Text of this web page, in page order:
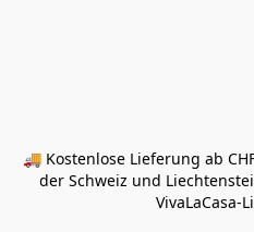
🚚 Kostenlose Lieferung ab
der Schweiz und
VivaLaCasa-